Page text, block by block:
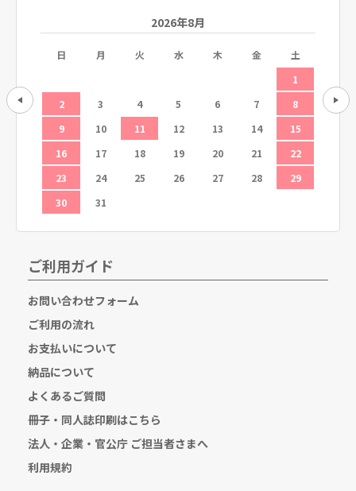
12
2026年8月
日 月 火 水 木 金
土
1
2
3 4 5 6 7
8
9
10 11 12 13 14
15
16
17 18 19 20 21
22
23
24 25 26 27 28
29
30
31
6
ご利用ガイド
お問い合わせフォーム
ご利用の流れ
お支払いについて
納品について
よくあるご質問
冊子・同人誌印刷はこちら
法人・企業・官公庁 ご担当者さまへ
利用規約